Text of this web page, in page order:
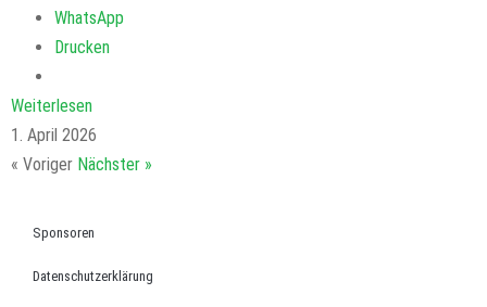
WhatsApp
Drucken
Weiterlesen
1. April 2026
« Voriger Nächster »
Sponsoren
Datenschutzerklärung